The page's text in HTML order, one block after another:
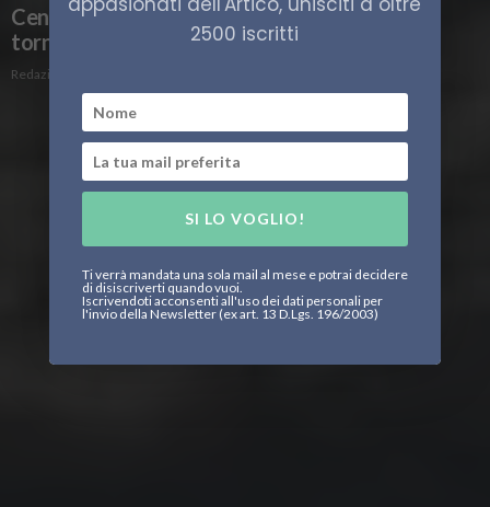
Cento anni dopo il Norge, italiani e norvegesi
tornano alla Baia del Re
Redazione
2500 iscritti
SI LO VOGLIO!
Ti verrà mandata una sola mail al mese e potrai decidere
di disiscriverti quando vuoi.
Iscrivendoti acconsenti all'uso dei dati personali per
l'invio della Newsletter (ex art. 13 D.Lgs. 196/2003)